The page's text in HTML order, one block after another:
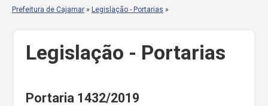
Prefeitura de Cajamar » Legislação - Portarias »
Legislação - Portarias
Portaria 1432/2019